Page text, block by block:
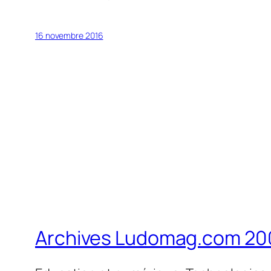
16 novembre 2016
Archives Ludomag.com